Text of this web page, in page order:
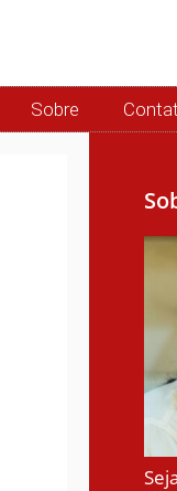
Sobre